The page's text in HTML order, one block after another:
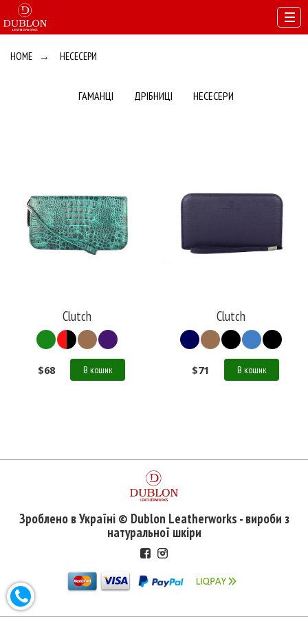
HOME → НЕСЕСЕРИ
ГАМАНЦІ ДРІБНИЦІ НЕСЕСЕРИ
Clutch
$68 В кошик
Clutch
$71 В кошик
Зроблено в Україні © Dublon Leatherworks - вироби з
натуральної шкіри